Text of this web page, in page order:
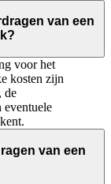
van een
voor het
kosten zijn
de
eventuele
van een